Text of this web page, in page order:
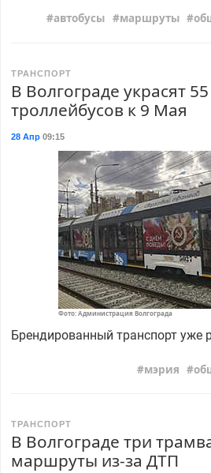
автобусы маршруты
ТРАНСПОРТ
В Волгограде украсят
троллейбусов к 9 Мая
28 Апр09:15
Фото: Администрация Волгограда
Брендированный транспорт уже
мэрия
ТРАНСПОРТ
В Волгограде три
маршруты из-за ДТП